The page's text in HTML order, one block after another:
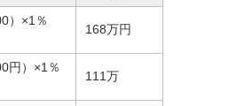
）×1％
168万円
円）×1％
111万